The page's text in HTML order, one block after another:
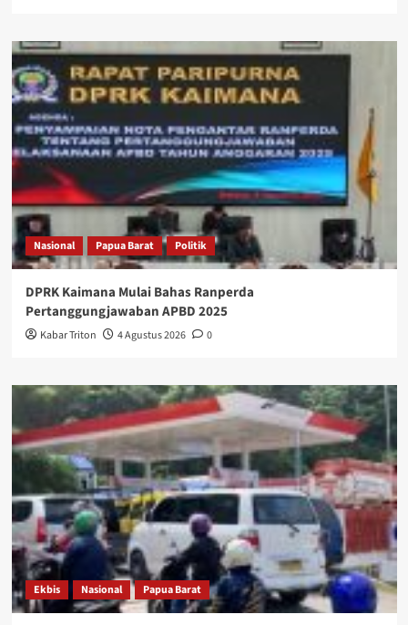
Nasional Papua Barat Politik
DPRK Kaimana Mulai Bahas Ranperda
Pertanggungjawaban APBD 2025
Kabar Triton 4 Agustus 2026 0
Ekbis Nasional Papua Barat